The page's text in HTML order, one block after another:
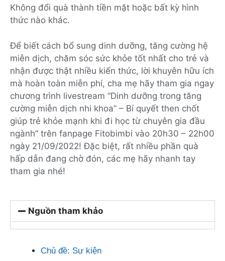
Không đổi quà thành tiền mặt hoặc bất kỳ hình
thức nào khác.
Để biết cách bổ sung dinh dưỡng, tăng cường hệ
miễn dịch, chăm sóc sức khỏe tốt nhất cho trẻ và
nhận được thật nhiều kiến thức, lời khuyên hữu ích
mà hoàn toàn miễn phí, cha mẹ hãy tham gia ngay
chương trình livestream “Dinh dưỡng trong tăng
cường miễn dịch nhi khoa” – Bí quyết then chốt
giúp trẻ khỏe mạnh khi đi học từ chuyên gia đầu
ngành” trên fanpage Fitobimbi vào 20h30 – 22h00
ngày 21/09/2022! Đặc biệt, rất nhiều phần quà
hấp dẫn đang chờ đón, các mẹ hãy nhanh tay
tham gia nhé!
Nguồn tham khảo
Chủ đề: Sự kiện